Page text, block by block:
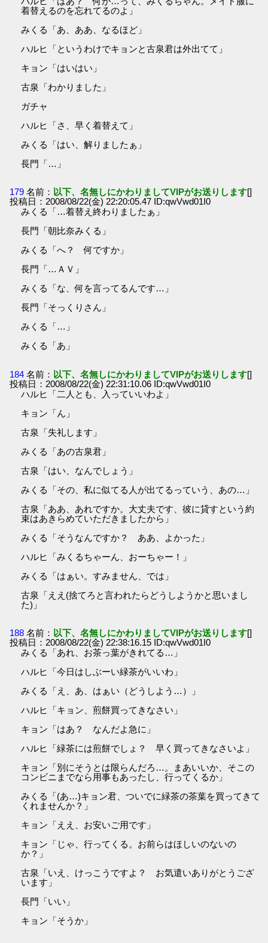
着替えるのを忘れてるのよ」
みくる「あ、ああ、なるほど」
ハルヒ「というわけでキョンと古泉君は外出てて」
キョン「はいはい」
古泉「わかりました」
ガチャ
ハルヒ「さ、早く着替えて」
みくる「はい、解りましたぁ」
長門「…」
179 名前： 以下、名無しにかわりましてVIPがお送りします[]
投稿日：2008/08/22(金) 22:20:05.47 ID:qwVwd01I0
みくる「…着替え終わりましたぁ」
長門「朝比奈みくる」
みくる「へ？ 何ですか」
長門「…ＡＶ」
みくる「な、何を言ってるんです…」
長門「そっくりさん」
みくる「…」
みくる「あ」
184 名前： 以下、名無しにかわりましてVIPがお送りします[]
投稿日：2008/08/22(金) 22:31:10.06 ID:qwVwd01I0
ハルヒ「二人とも、入っていいわよ」
キョン「ん」
古泉「失礼します」
みくる「あの古泉君」
古泉「はい、なんでしょう」
みくる「その、私に似てる人が出てるっていう、あの…」
古泉「ああ、あれですか。大丈夫です、彼に貸すという約
束はあきらめていただきましたから」
みくる「そうなんですか？ ああ、よかった」
ハルヒ「みくるちゃーん、おーちゃー！」
みくる「はぁい。すみません、では」
古泉「ええ(捨てろと言われたらどうしようかと思いまし
た)」
188 名前： 以下、名無しにかわりましてVIPがお送りします[]
投稿日：2008/08/22(金) 22:38:16.15 ID:qwVwd01I0
みくる「あれ、お茶っ葉がきれてる…」
ハルヒ「今日はしぶーい緑茶がいいわ」
みくる「え、あ、はぁい（どうしよう…）」
ハルヒ「キョン、煎餅買ってきなさい」
キョン「はあ？ なんだよ急に」
ハルヒ「緑茶には煎餅でしょ？ 早く買ってきなさいよ」
キョン「別にそうとは限らんだろ…。まあいいか、そこの
コンビニまでなら用事もあったし、行ってくるか」
みくる「(あ…)キョン君、ついでに緑茶の茶葉を買ってきて
くれませんか？」
キョン「ええ、お安いご用です」
キョン「じゃ、行ってくる。お前らはほしいのないの
か？」
古泉「いえ、けっこうですよ？ お気遣いありがとうござ
います」
長門「いい」
キョン「そうか」